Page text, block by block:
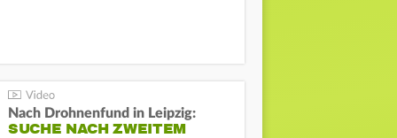
Nach Drohnenfund in Leipzig:
SUCHE NACH ZWEITEM